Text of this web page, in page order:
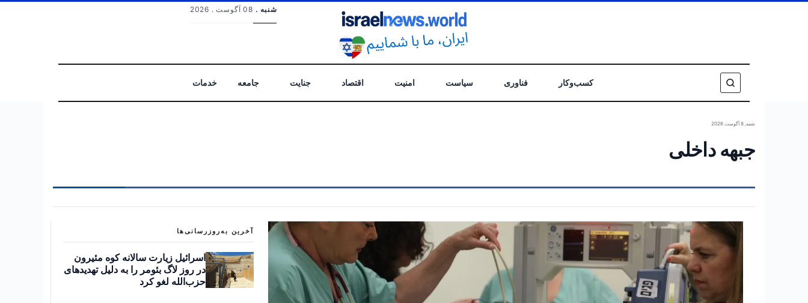
شنبه . 08 آگوست . 2026
کسب‌وکار فناوری سیاست امنیت اقتصاد جنایت جامعه خدمات
شنبه, 8 آگوست 2026
جبهه داخلی
آخرین به‌روزرسانی‌ها
اسرائیل زیارت سالانه کوه مئیرون
در روز لاگ بئومر را به دلیل تهدیدهای
حزب‌الله لغو کرد